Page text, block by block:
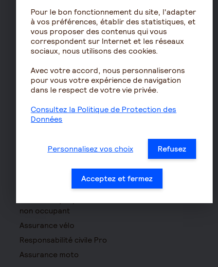
Retraite
Résidence avec services
pour seniors
la retraite
Les démarches de départ
Le calcul de la retraite
Assurances de biens
Assurance auto
non occupant
Assurance vélo
Responsabilité civile Pro
Assurance moto
Pour le bon fonctionnement du site, l'adapter
à vos préférences, établir des statistiques, et
vous proposer des contenus qui vous
correspondent sur Internet et les réseaux
sociaux, nous utilisons des cookies.
Avec votre accord, nous personnaliserons
pour vous votre expérience de navigation
dans le respect de votre vie privée.
Consultez la Politique de Protection des
Données
Personnalisez vos choix Refusez
Acceptez et fermez